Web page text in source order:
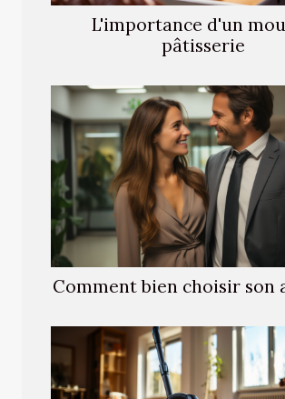
L'importance d'un
pâtisserie
Comment bien choisir son